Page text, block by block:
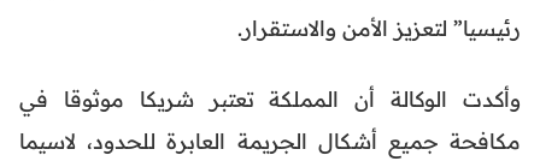
رئيسيا” لتعزيز الأمن والاستقرار.
وأكدت الوكالة أن المملكة تعتبر شريكا موثوقا في
مكافحة جميع أشكال الجريمة العابرة للحدود، لاسيما